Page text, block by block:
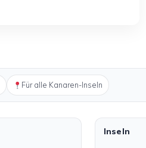
Für alle Kanaren-Inseln
Inseln